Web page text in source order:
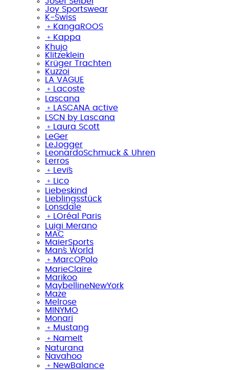
Joy Sportswear
K-Swiss
﹢ KangaROOS
﹢ Kappa
Khujo
Klitzeklein
Krüger Trachten
Kuzzoi
LA VAGUE
﹢
Lacoste
Lascana
﹢
LASCANA active
LSCN by Lascana
﹢
Laura Scott
LeGer
LeJogger
LeonardoSchmuck & Uhren
Lerros
﹢
Levi´s
﹢
Lico
Liebeskind
Lieblingsstück
Lonsdale
﹢
LOréal Paris
Luigi Merano
MAC
MaierSports
Man´s World
﹢ MarcO´Polo
MarieClaire
Marikoo
MaybellineNewYork
Maze
Melrose
MINYMO
Monari
﹢ Mustang
﹢ NameIt
Naturana
Navahoo
﹢ NewBalance